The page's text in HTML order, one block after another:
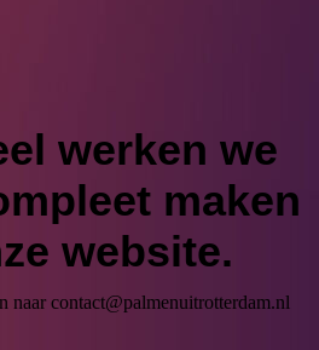
werken we
maken
website.
naar contact@palmenuitrotterdam.nl